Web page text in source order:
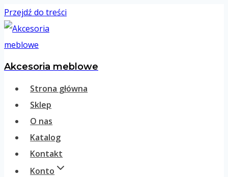
Przejdź do treści
Akcesoria meblowe
Strona główna
Sklep
O nas
Katalog
Kontakt
Konto